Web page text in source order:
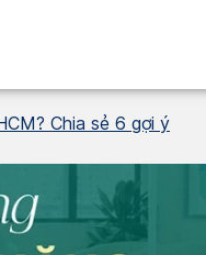
Chia sẻ 6 gợi ý